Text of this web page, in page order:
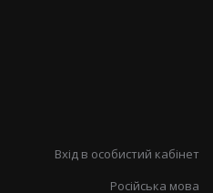
Вхід в особистий кабінет
Російська мова